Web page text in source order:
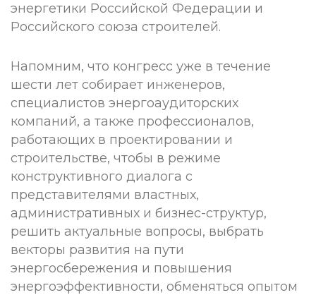
энергетики Российской Федерации и
Российского союза строителей.
Напомним, что конгресс уже в течение
шести лет собирает инженеров,
специалистов энергоаудиторских
компаний, а также профессионалов,
работающих в проектировании и
строительстве, чтобы в режиме
конструктивного диалога с
представителями властных,
административных и бизнес-структур,
решить актуальные вопросы, выбрать
векторы развития на пути
энергосбережения и повышения
энергоэффективности, обменяться опытом